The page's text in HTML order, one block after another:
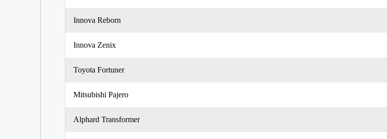
Innova Reborn
Innova Zenix
Toyota Fortuner
Mitsubishi Pajero
Alphard Transformer